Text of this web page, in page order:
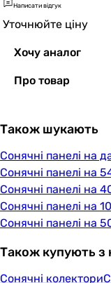
Написати відгук
Уточнюйте ціну
Хочу аналог
Про товар
Також шукають
Сонячні панелі на
Сонячні панелі на
Сонячні панелі на
Сонячні панелі на
Сонячні панелі на
Також купують з
Сонячні колектори